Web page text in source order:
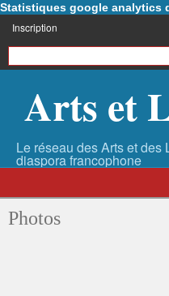
Statistiques google analytics
Inscription
Arts et
Photos